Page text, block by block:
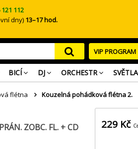
121 112
dny) 13–17 hod.
VIP PROGRAM
BICÍ DJ ORCHESTR SVĚTLA
flétna Kouzelná pohádková flétna 2.
ZOBC. FL. + CD 229 Kč